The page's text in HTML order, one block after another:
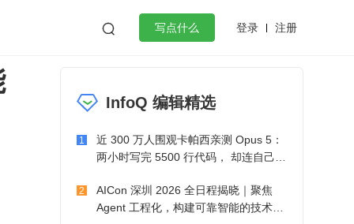
 写点什么 登录 注册
作
微服务架构 flutter
InfoQ 编辑精选
1
近 300 万人围观卡帕西亲测 Opus 5：
两小时写完 5500 行代码， 却连自己写
2
AICon 深圳 2026 全日程揭晓｜聚焦
Agent 工程化，构建可靠智能的技术路